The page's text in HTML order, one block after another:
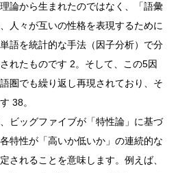
論から生まれたのではなく、「語彙
人々が互いの性格を表現するために
語を統計的な手法（因子分析）で分
れたものです 2。そして、この5因
圏でも繰り返し再現されており、そ
38。
ビッグファイブが「特性論」に基づ
特性が「高いか低いか」の連続的な
されることを意味します。例えば、